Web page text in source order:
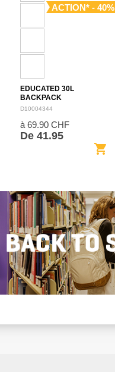
ACTION* - 40%
EDUCATED 30L
BACKPACK
D10004344
à 69.90 CHF
De 41.95
shopping_cart